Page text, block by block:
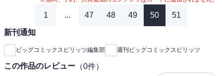
1 ... 47 48 49 50 51
新刊通知
ビッグコミックスピリッツ編集部 週刊ビッグコミックスピリッツ
この作品のレビュー （0件）